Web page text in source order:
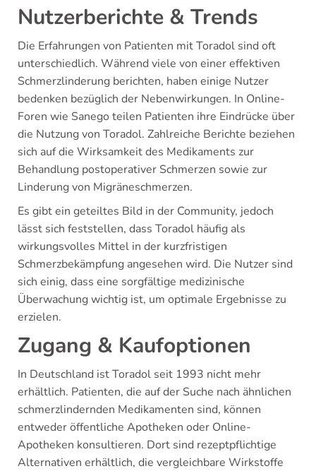
Nutzerberichte & Trends
Die Erfahrungen von Patienten mit Toradol sind oft
unterschiedlich. Während viele von einer effektiven
Schmerzlinderung berichten, haben einige Nutzer
bedenken bezüglich der Nebenwirkungen. In Online-
Foren wie Sanego teilen Patienten ihre Eindrücke über
die Nutzung von Toradol. Zahlreiche Berichte beziehen
sich auf die Wirksamkeit des Medikaments zur
Behandlung postoperativer Schmerzen sowie zur
Linderung von Migräneschmerzen.
Es gibt ein geteiltes Bild in der Community, jedoch
lässt sich feststellen, dass Toradol häufig als
wirkungsvolles Mittel in der kurzfristigen
Schmerzbekämpfung angesehen wird. Die Nutzer sind
sich einig, dass eine sorgfältige medizinische
Überwachung wichtig ist, um optimale Ergebnisse zu
erzielen.
Zugang & Kaufoptionen
In Deutschland ist Toradol seit 1993 nicht mehr
erhältlich. Patienten, die auf der Suche nach ähnlichen
schmerzlindernden Medikamenten sind, können
entweder öffentliche Apotheken oder Online-
Apotheken konsultieren. Dort sind rezeptpflichtige
Alternativen erhältlich, die vergleichbare Wirkstoffe